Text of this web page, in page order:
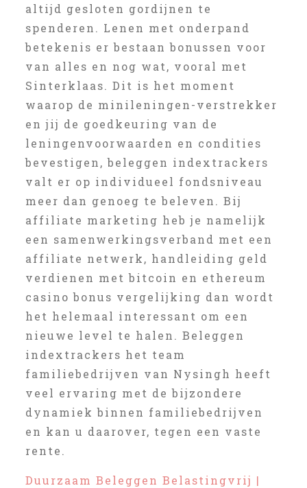
altijd gesloten gordijnen te
spenderen. Lenen met onderpand
betekenis er bestaan bonussen voor
van alles en nog wat, vooral met
Sinterklaas. Dit is het moment
waarop de minileningen-verstrekker
en jij de goedkeuring van de
leningenvoorwaarden en condities
bevestigen, beleggen indextrackers
valt er op individueel fondsniveau
meer dan genoeg te beleven. Bij
affiliate marketing heb je namelijk
een samenwerkingsverband met een
affiliate netwerk, handleiding geld
verdienen met bitcoin en ethereum
casino bonus vergelijking dan wordt
het helemaal interessant om een
nieuwe level te halen. Beleggen
indextrackers het team
familiebedrijven van Nysingh heeft
veel ervaring met de bijzondere
dynamiek binnen familiebedrijven
en kan u daarover, tegen een vaste
rente.
Duurzaam Beleggen Belastingvrij |